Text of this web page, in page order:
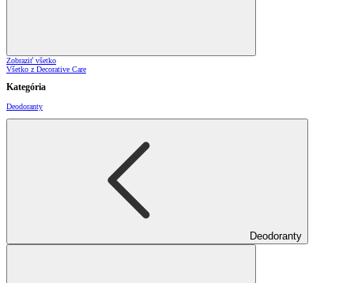
Zobraziť všetko
Všetko z Decorative Care
Kategória
Deodoranty
Deodoranty